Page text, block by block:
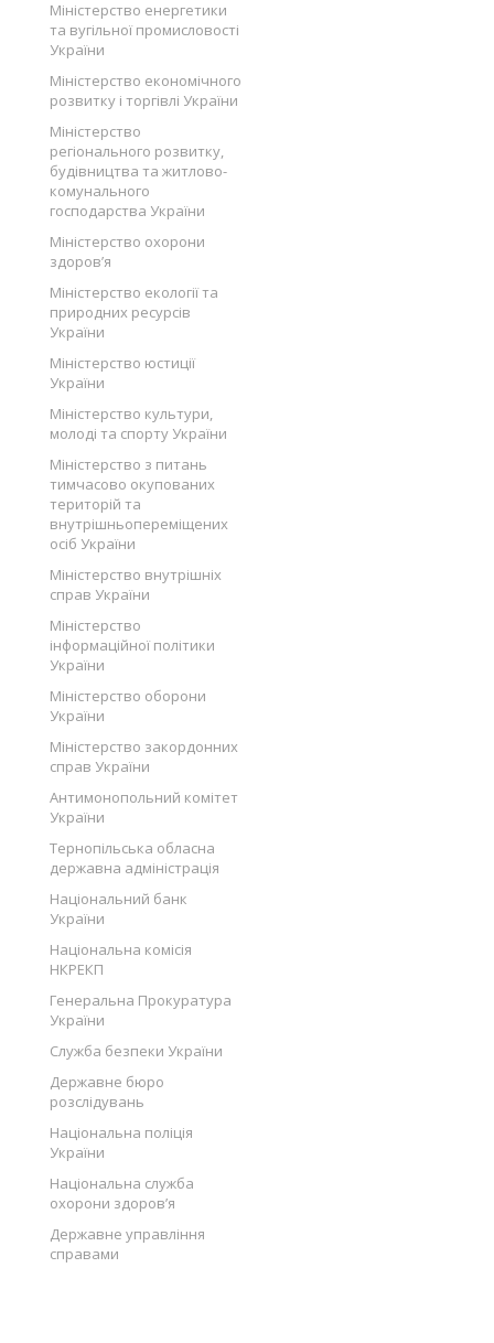
Міністерство енергетики
та вугільної промисловості
України
Міністерство економічного
розвитку і торгівлі України
Міністерство
регіонального розвитку,
будівництва та житлово-
комунального
господарства України
Міністерство охорони
здоров’я
Міністерство екології та
природних ресурсів
України
Міністерство юстиції
України
Міністерство культури,
молоді та спорту України
Міністерство з питань
тимчасово окупованих
територій та
внутрішньопереміщених
осіб України
Міністерство внутрішніх
справ України
Міністерство
інформаційної політики
України
Міністерство оборони
України
Міністерство закордонних
справ України
Антимонопольний комітет
України
Тернопільська обласна
державна адміністрація
Національний банк
України
Національна комісія
НКРЕКП
Генеральна Прокуратура
України
Служба безпеки України
Державне бюро
розслідувань
Національна поліція
України
Національна служба
охорони здоров’я
Державне управління
справами